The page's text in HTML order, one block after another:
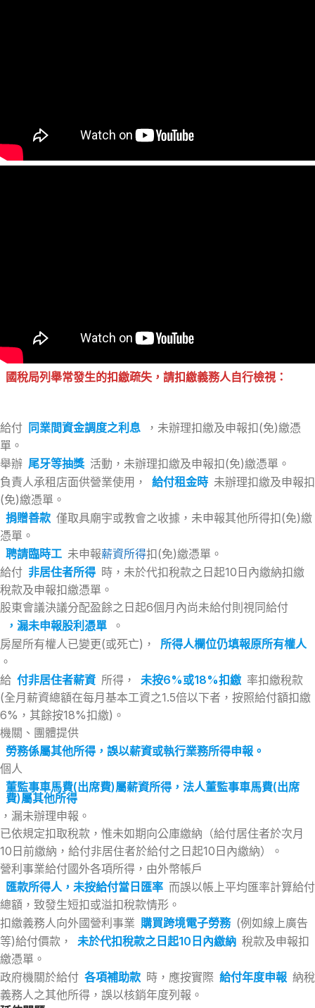
國稅局列舉常發生的扣繳疏失，請扣繳義務人自行檢視：
給付 同業間資金調度之利息
，未辦理扣繳及申報扣(免)繳憑
單。
舉辦 尾牙等抽獎 活動，未辦理扣繳及申報扣(免)繳憑單。
負責人承租店面供營業使用，
給付租金時 未辦理扣繳及申報扣
(免)繳憑單。
捐贈善款 僅取具廟宇或教會之收據，未申報其他所得扣(免)繳
憑單。
聘請臨時工 未申報薪資所得扣(免)繳憑單。
給付 非居住者所得 時，未於代扣稅款之日起10日內繳納扣繳
稅款及申報扣繳憑單。
股東會議決議分配盈餘之日起6個月內尚未給付則視同給付
，漏未申報股利憑單
。
房屋所有權人已變更(或死亡)，
所得人欄位仍填報原所有權人
。
給 付非居住者薪資 所得， 未按6%或18%扣繳 率扣繳稅款
(全月薪資總額在每月基本工資之1.5倍以下者，按照給付額扣繳
6%，其餘按18%扣繳)。
機關、團體提供
勞務係屬其他所得，誤以薪資或執行業務所得申報。
個人
董監事車馬費(出席費)屬薪資所得，法人董監事車馬費(出席
費)屬其他所得
，漏未辦理申報。
已依規定扣取稅款，惟未如期向公庫繳納（給付居住者於次月
10日前繳納，給付非居住者於給付之日起10日內繳納）。
營利事業給付國外各項所得，由外幣帳戶
匯款所得人，未按給付當日匯率 而誤以帳上平均匯率計算給付
總額，致發生短扣或溢扣稅款情形。
扣繳義務人向外國營利事業 購買跨境電子勞務 (例如線上廣告
等)給付價款，
未於代扣稅款之日起10日內繳納 稅款及申報扣
繳憑單。
政府機關於給付 各項補助款 時，應按實際 給付年度申報 納稅
義務人之其他所得，誤以核銷年度列報。